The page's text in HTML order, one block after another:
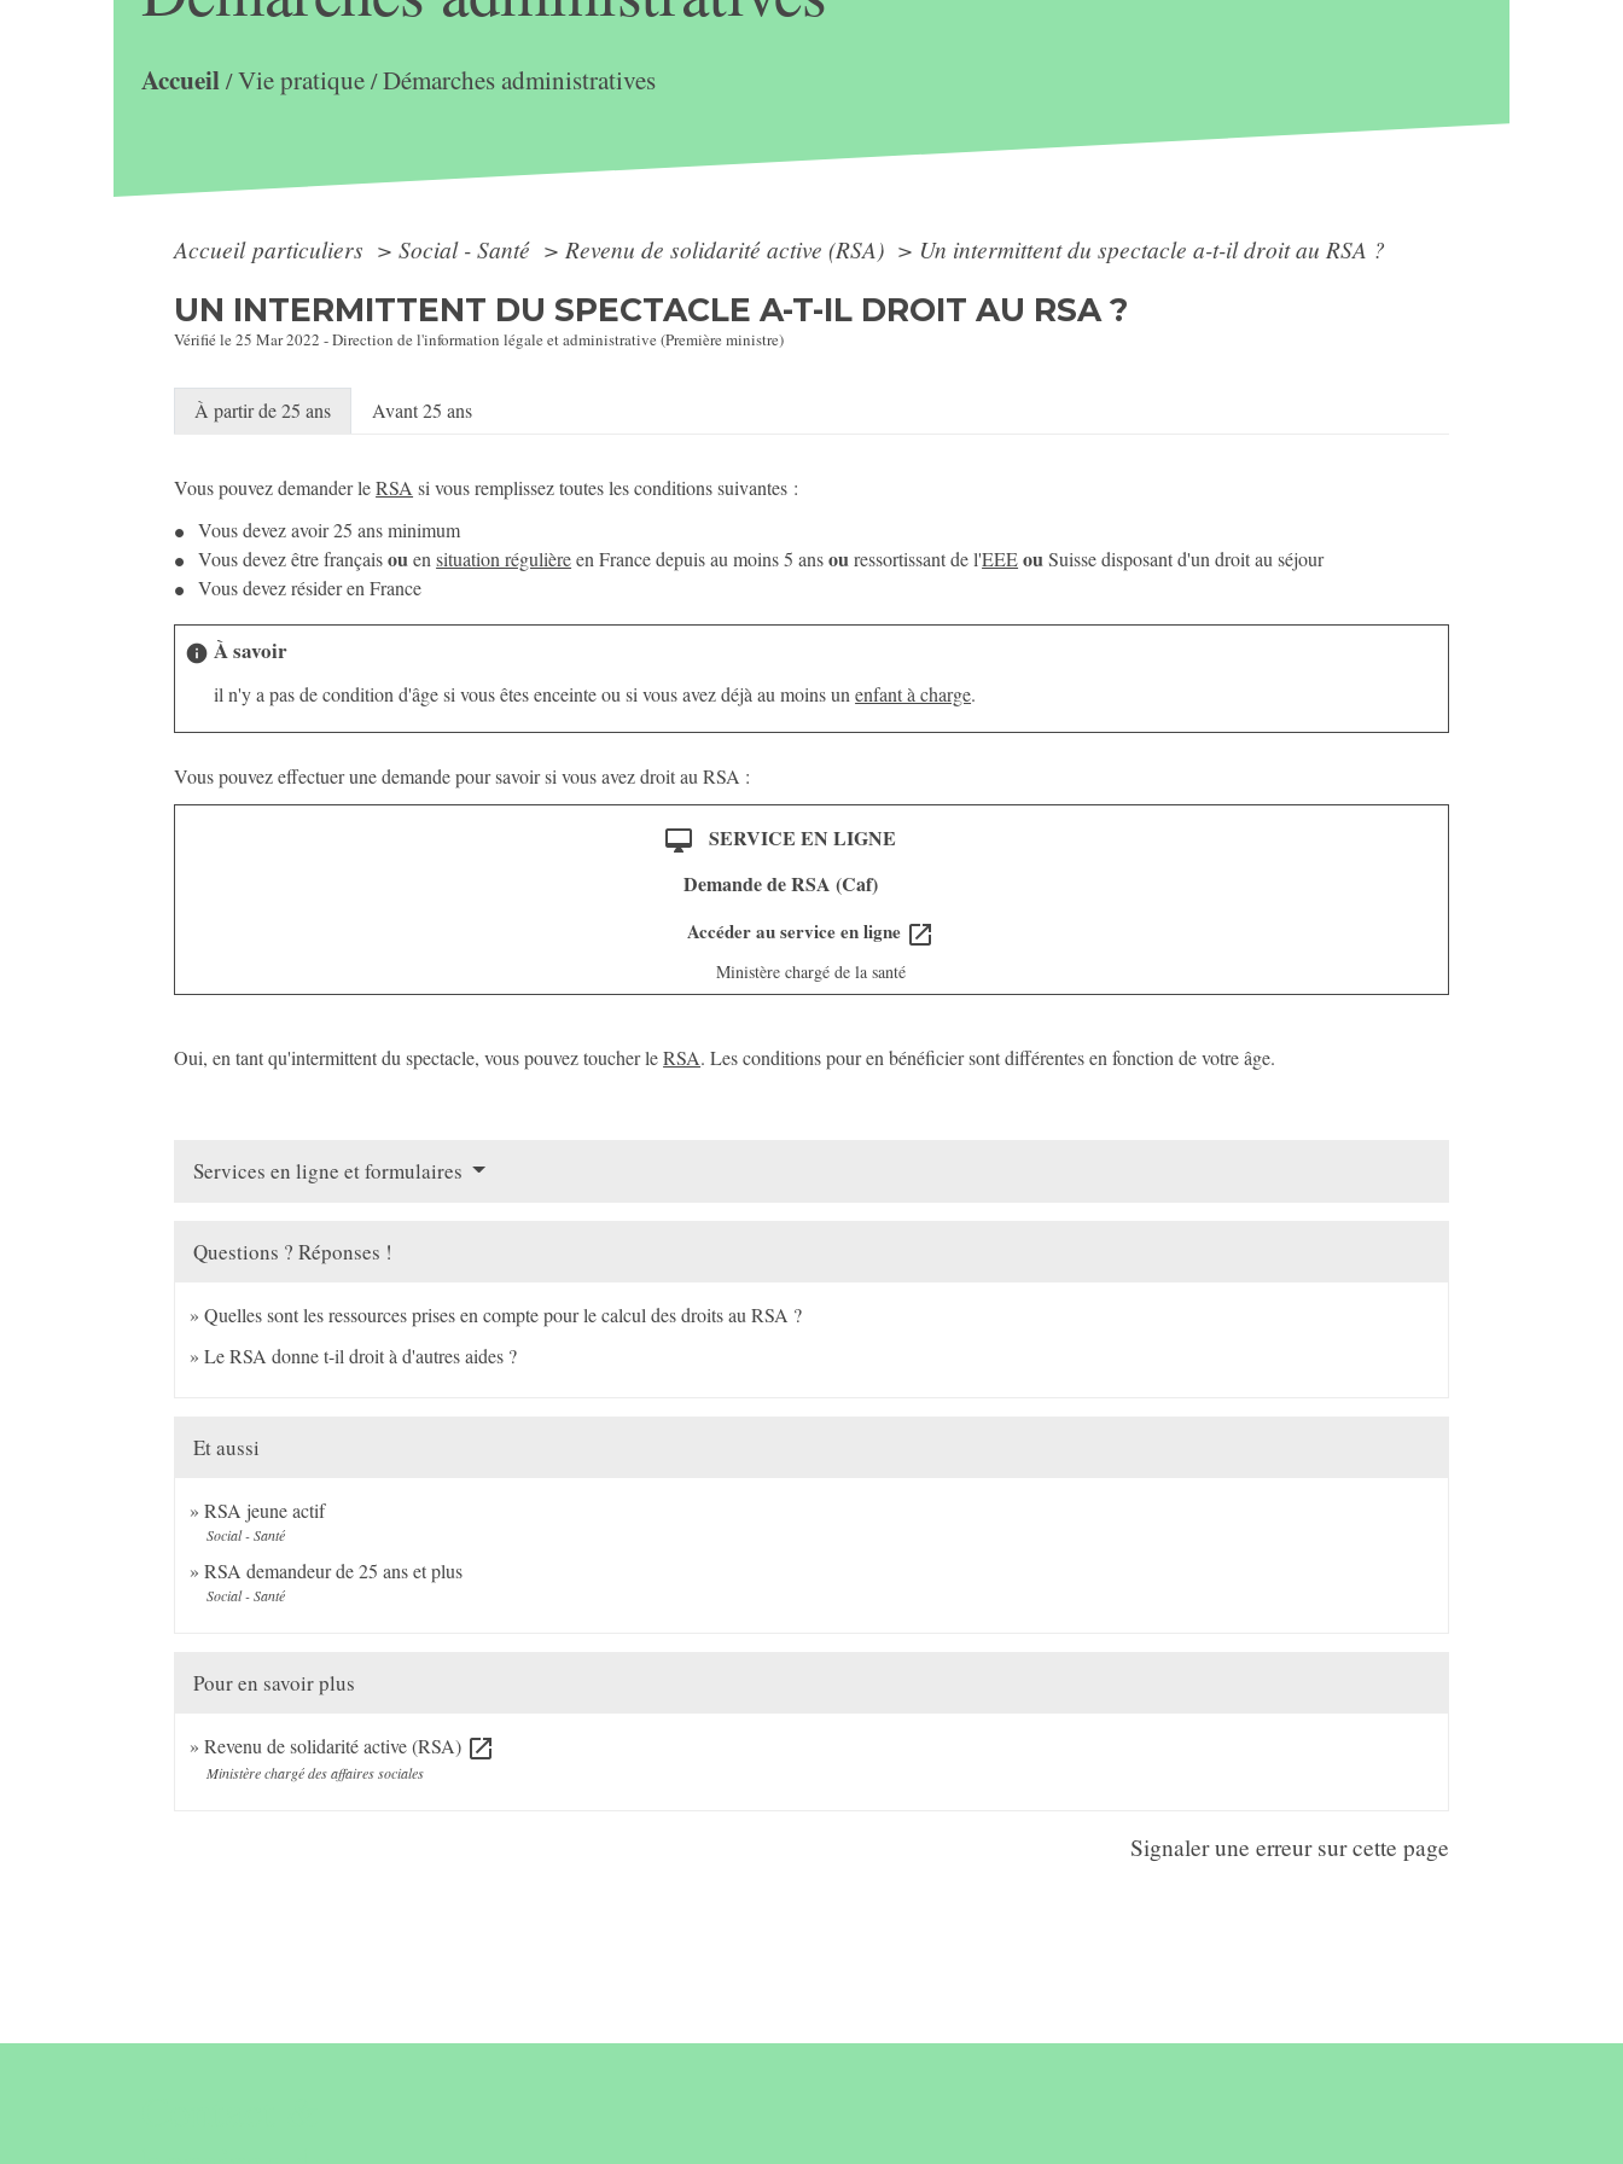
Accueil/Vie pratique/Démarches administratives
Accueil particuliers > Social - Santé > Revenu de solidarité active (RSA) > Un intermittent du spectacle a-t-il droit au RSA ?
UN INTERMITTENT DU SPECTACLE A-T-IL DROIT AU RSA ?
Vérifié le 25 Mar 2022 - Direction de l'information légale et administrative (Première ministre)
À partir de 25 ans Avant 25 ans
Vous pouvez demander leRSA si vous remplissez toutes les conditions suivantes :
Vous devez avoir 25 ans minimum
Vous devez être françaisouensituation régulièreen France depuis au moins 5 ansouressortissant de l'EEEouSuisse disposant d'un droit au séjour
Vous devez résider en France
info À savoir
il n'y a pas de condition d'âge si vous êtes enceinte ou si vous avez déjà au moins unenfant à charge.
Vous pouvez effectuer une demande pour savoir si vous avez droit au RSA :
desktop_mac
SERVICE EN LIGNE
Demande de RSA (Caf)
Accéder au service en ligne open_in_new
Ministère chargé de la santé
Oui, en tant qu'intermittent du spectacle, vous pouvez toucher leRSA. Les conditions pour en bénéficier sont différentes en fonction de votre âge.
Services en ligne et formulaires
Questions ? Réponses !
Quelles sont les ressources prises en compte pour le calcul des droits au RSA ?
Le RSA donne t-il droit à d'autres aides ?
Et aussi
RSA jeune actif
Social - Santé
RSA demandeur de 25 ans et plus
Social - Santé
Pour en savoir plus
Revenu de solidarité active (RSA) open_in_new
Ministère chargé des affaires sociales
Signaler une erreur sur cette page